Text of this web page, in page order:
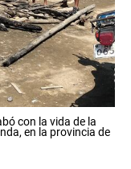
con la vida de la
en la provincia de